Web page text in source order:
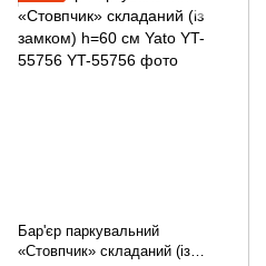
Бар'єр паркувальний
«Стовпчик» складаний (із